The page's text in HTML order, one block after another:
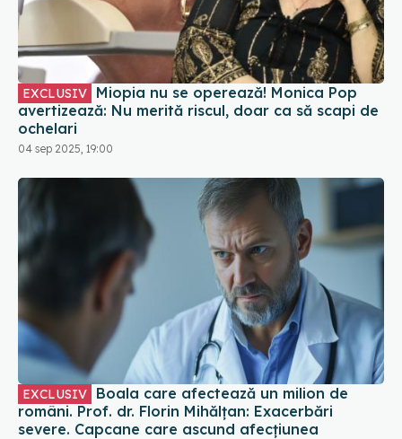
EXCLUSIV
avertizează: Nu merită riscul, doar ca să scapi de
ochelari
04 sep 2025, 19:00
EXCLUSIV
români. Prof. dr. Florin Mihălțan: Exacerbări
severe. Capcane care ascund afecțiunea